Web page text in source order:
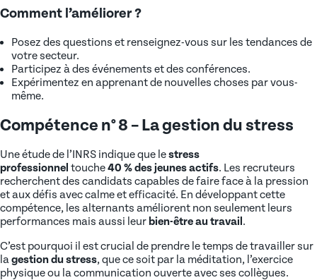
Comment l’améliorer ?
Posez des questions et renseignez-vous sur les tendances de
votre secteur.
Participez à des événements et des conférences.
Expérimentez en apprenant de nouvelles choses par vous-
même.
Compétence n° 8 – La gestion du stress
Une étude de l’INRS indique que lestress
professionnel touche40 % des jeunes actifs. Les recruteurs
recherchent des candidats capables de faire face à la pression
et aux défis avec calme et efficacité. En développant cette
compétence, les alternants améliorent non seulement leurs
performances mais aussi leur bien-être au travail .
C’est pourquoi il est crucial de prendre le temps de travailler sur
lagestion du stress, que ce soit par la méditation, l’exercice
physique ou la communication ouverte avec ses collègues.